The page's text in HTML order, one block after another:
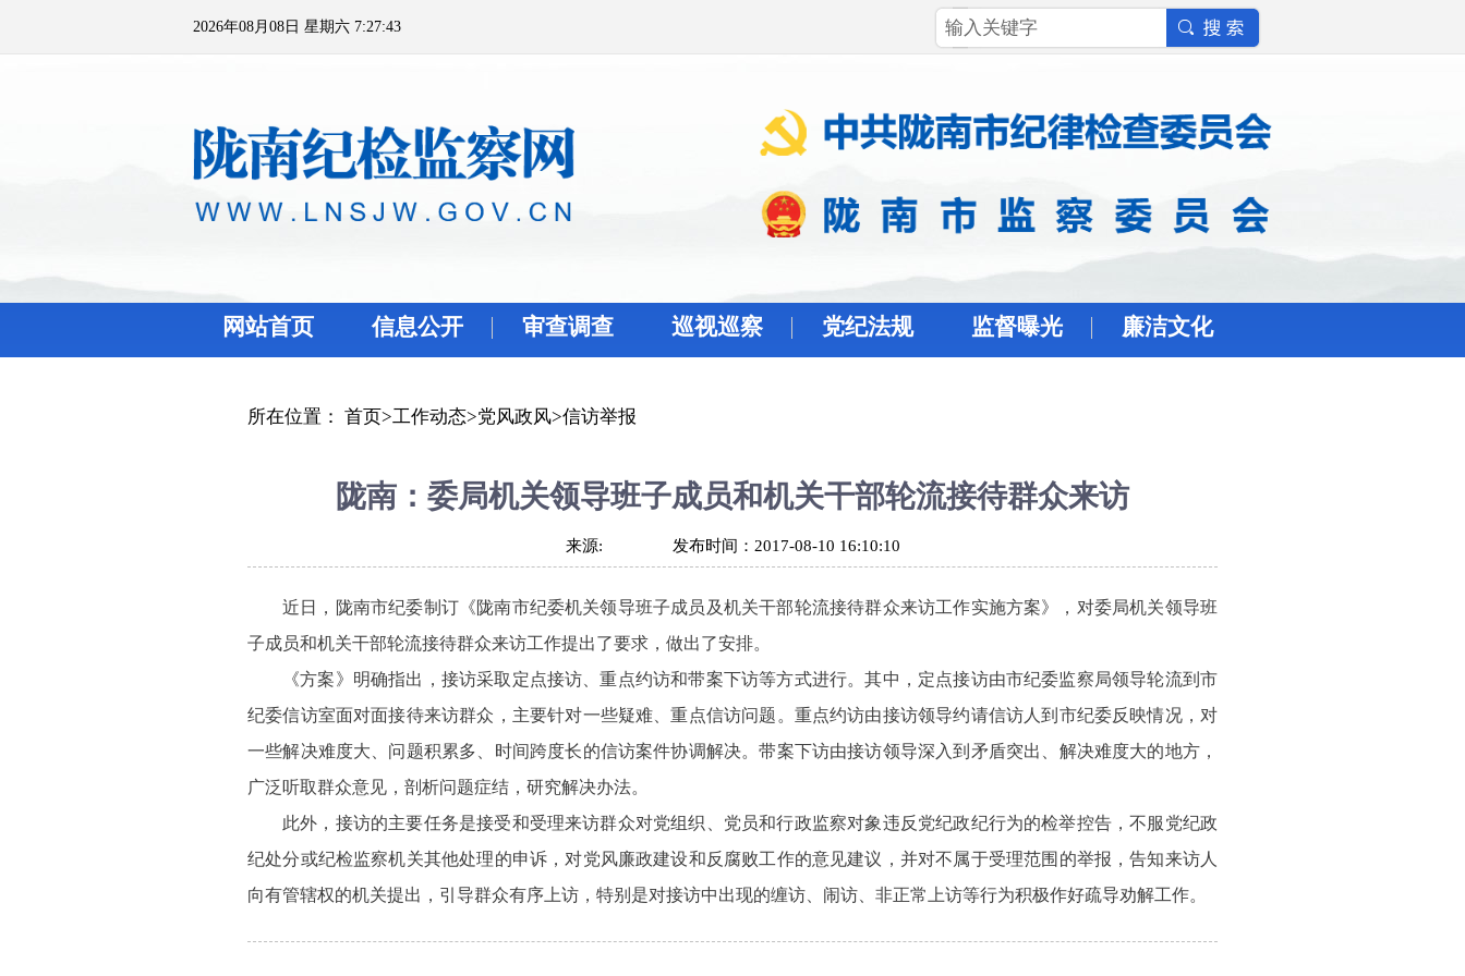
2026年08月08日 星期六 7:27:43
网站首页 信息公开 审查调查 巡视巡察 党纪法规 监督曝光 廉洁文化
所在位置： 首页>工作动态>党风政风>信访举报
陇南：委局机关领导班子成员和机关干部轮流接待群众来访
来源: 发布时间： 2017-08-10 16:10:10
近日，陇南市纪委制订《陇南市纪委机关领导班子成员及机关干部轮流接待群众来访工作实施方案》，对委局机关领导班
子成员和机关干部轮流接待群众来访工作提出了要求，做出了安排。
《方案》明确指出，接访采取定点接访、重点约访和带案下访等方式进行。其中，定点接访由市纪委监察局领导轮流到市
纪委信访室面对面接待来访群众，主要针对一些疑难、重点信访问题。重点约访由接访领导约请信访人到市纪委反映情况，对
一些解决难度大、问题积累多、时间跨度长的信访案件协调解决。带案下访由接访领导深入到矛盾突出、解决难度大的地方，
广泛听取群众意见，剖析问题症结，研究解决办法。
此外，接访的主要任务是接受和受理来访群众对党组织、党员和行政监察对象违反党纪政纪行为的检举控告，不服党纪政
纪处分或纪检监察机关其他处理的申诉，对党风廉政建设和反腐败工作的意见建议，并对不属于受理范围的举报，告知来访人
向有管辖权的机关提出，引导群众有序上访，特别是对接访中出现的缠访、闹访、非正常上访等行为积极作好疏导劝解工作。